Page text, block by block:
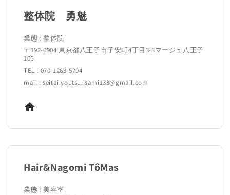
整体院 勇魅
業態 : 整体院
〒192‐0904 東京都八王子市子安町4丁目3-3マージュ八王子
106
TEL : 070-1263-5794
mail : seitai.youtsu.isami133@gmail.com
Hair&Nagomi TôMas
業態 : 美容室